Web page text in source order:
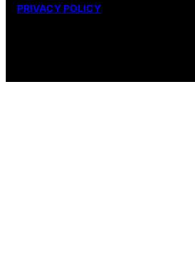
PRIVACY POLICY